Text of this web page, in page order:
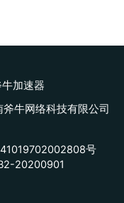
加速器
牛网络科技有限公司
号
20200901